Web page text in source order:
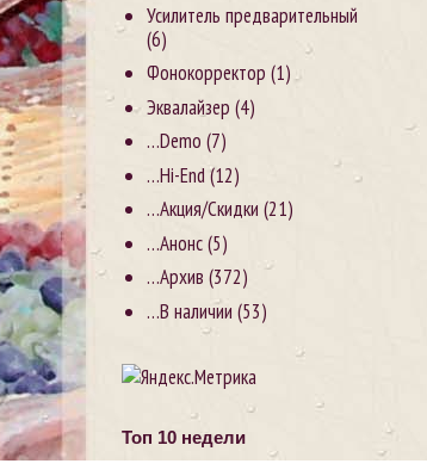
Усилитель предварительный
(6)
Фонокорректор (1)
Эквалайзер (4)
…Demo (7)
…Hi-End(12)
…Акция/Скидки (21)
…Анонс(5)
…Архив (372)
…В наличии (53)
Топ 10 недели